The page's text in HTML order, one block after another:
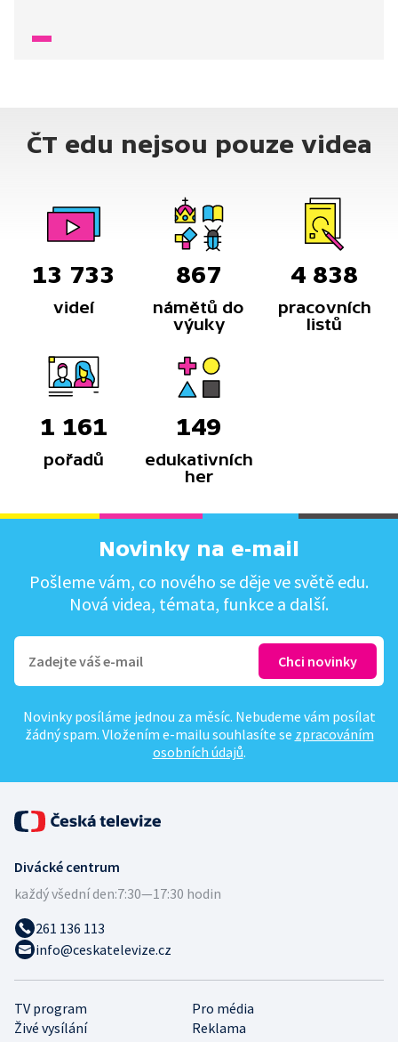
ČT edu nejsou pouze videa
13 733
videí
867
námětů do
výuky
4 838
pracovních
listů
1 161
pořadů
149
edukativních
her
Novinky na e-mail
Pošleme vám, co nového se děje ve světě edu.
Nová videa, témata, funkce a další.
Novinky posíláme jednou za měsíc. Nebudeme vám posílat
žádný spam. Vložením e-mailu souhlasíte se zpracováním
osobních údajů.